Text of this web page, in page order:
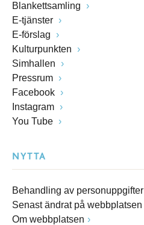
Blankettsamling
E-tjänster
E-förslag
Kulturpunkten
Simhallen
Pressrum
Facebook
Instagram
You Tube
NYTTA
Behandling av personuppgifter
Senast ändrat på webbplatsen
Om webbplatsen